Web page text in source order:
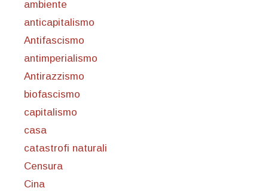
ambiente
anticapitalismo
Antifascismo
antimperialismo
Antirazzismo
biofascismo
capitalismo
casa
catastrofi naturali
Censura
Cina